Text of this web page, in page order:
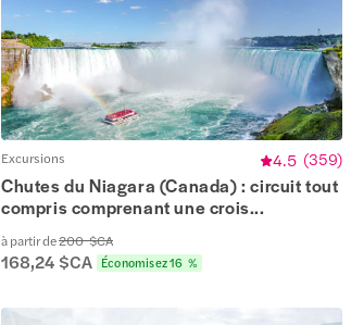
Excursions 4.5 (359)
Chutes du Niagara (Canada) : circuit tout
compris comprenant une crois...
à partir de200 $CA
168,24 $CA Économisez 16 %